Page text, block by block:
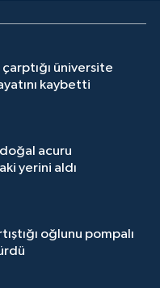
üniversite
kaybetti
acuru
yerini aldı
oğlunu pompalı